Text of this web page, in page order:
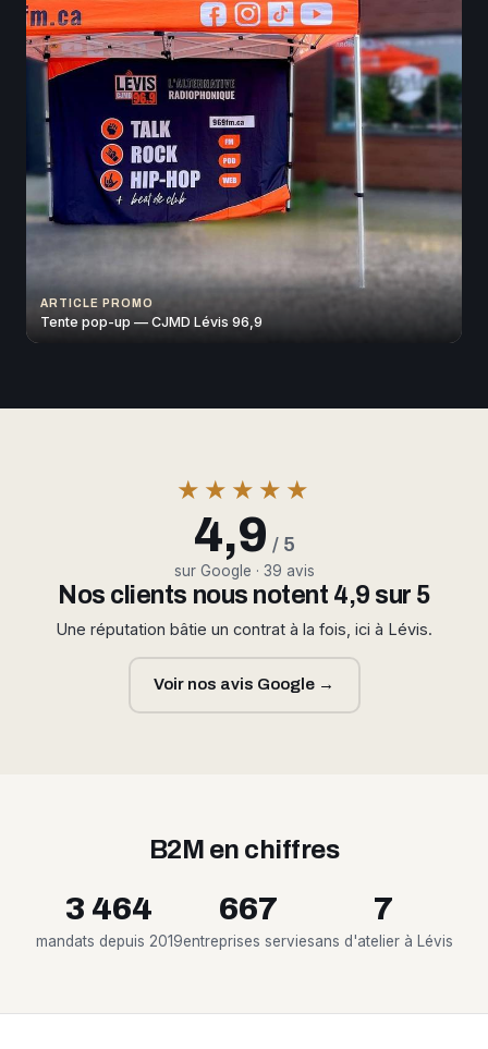
ARTICLE PROMO
Tente pop-up — CJMD Lévis 96,9
★★★★★
4,9 / 5
sur Google · 39 avis
Nos clients nous notent 4,9 sur 5
Une réputation bâtie un contrat à la fois, ici à Lévis.
Voir nos avis Google →
B2M en chiffres
3 464
mandats depuis 2019
667
entreprises servies
7
ans d'atelier à Lévis